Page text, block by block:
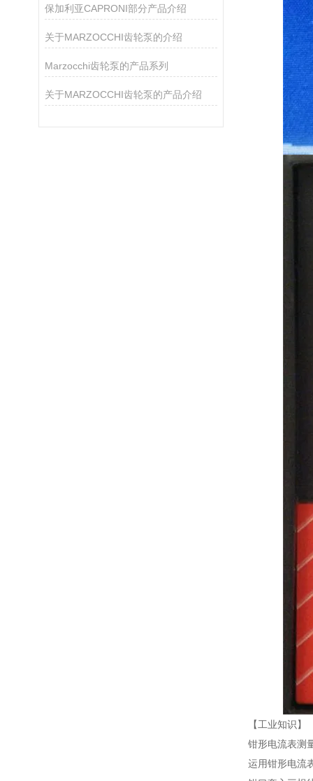
​保加利亚CAPRONI部分产品介绍
关于MARZOCCHI齿轮泵的介绍
Marzocchi齿轮泵的产品系列
关于MARZOCCHI齿轮泵的产品介绍
【工业知识】
钳形电流表测
运用钳形电流